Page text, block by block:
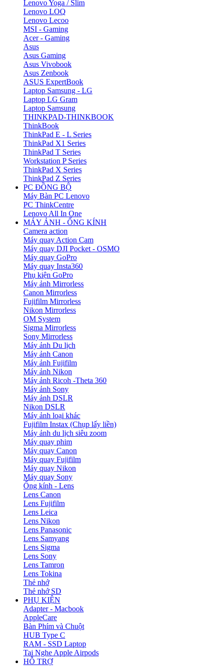
Lenovo Yoga / Slim
Lenovo LOQ
Lenovo Lecoo
MSI - Gaming
Acer - Gaming
Asus
Asus Gaming
Asus Vivobook
Asus Zenbook
ASUS ExpertBook
Laptop Samsung - LG
Laptop LG Gram
Laptop Samsung
THINKPAD-THINKBOOK
ThinkBook
ThinkPad E - L Series
ThinkPad X1 Series
ThinkPad T Series
Workstation P Series
ThinkPad X Series
ThinkPad Z Series
PC ĐỒNG BỘ
Máy Bàn PC Lenovo
PC ThinkCentre
Lenovo All In One
MÁY ẢNH - ỐNG KÍNH
Camera action
Máy quay Action Cam
Máy quay DJI Pocket - OSMO
Máy quay GoPro
Máy quay Insta360
Phụ kiện GoPro
Máy ảnh Mirrorless
Canon Mirrorless
Fujifilm Mirrorless
Nikon Mirrorless
OM System
Sigma Mirrorless
Sony Mirrorless
Máy ảnh Du lịch
Máy ảnh Canon
Máy ảnh Fujifilm
Máy ảnh Nikon
Máy ảnh Ricoh -Theta 360
Máy ảnh Sony
Máy ảnh DSLR
Nikon DSLR
Máy ảnh loại khác
Fujifilm Instax (Chụp lấy liền)
Máy ảnh du lịch siêu zoom
Máy quay phim
Máy quay Canon
Máy quay Fujifilm
Máy quay Nikon
Máy quay Sony
Ống kính - Lens
Lens Canon
Lens Fujifilm
Lens Leica
Lens Nikon
Lens Panasonic
Lens Samyang
Lens Sigma
Lens Sony
Lens Tamron
Lens Tokina
Thẻ nhớ
Thẻ nhớ SD
PHỤ KIỆN
Adapter - Macbook
AppleCare
Bàn Phím và Chuột
HUB Type C
RAM - SSD Laptop
Tai Nghe Apple Airpods
HỖ TRỢ